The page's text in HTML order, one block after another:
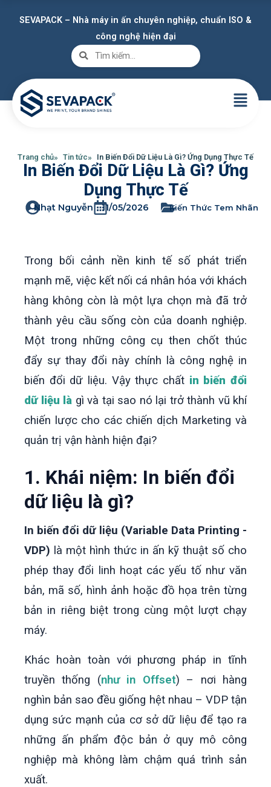
SEVAPACK – Nhà máy in ấn chuyên nghiệp, chuẩn ISO &
công nghệ hiện đại
Trang chủ Tin tức In Biến Đổi Dữ Liệu Là Gì? Ứng Dụng Thực Tế
In Biến Đổi Dữ Liệu Là Gì? Ứng
Dụng Thực Tế
Nhạt Nguyễn 11/05/2026 Kiến Thức Tem Nhãn
Trong bối cảnh nền kinh tế số phát triển
mạnh mẽ, việc kết nối cá nhân hóa với khách
hàng không còn là một lựa chọn mà đã trở
thành yêu cầu sống còn của doanh nghiệp.
Một trong những công cụ then chốt thúc
đẩy sự thay đổi này chính là công nghệ in
biến đổi dữ liệu. Vậy thực chất in biến đổi
dữ liệu là gì và tại sao nó lại trở thành vũ khí
chiến lược cho các chiến dịch Marketing và
quản trị vận hành hiện đại?
1. Khái niệm: In biến đổi
dữ liệu là gì?
In biến đổi dữ liệu (Variable Data Printing -
VDP) là một hình thức in ấn kỹ thuật số cho
phép thay đổi linh hoạt các yếu tố như văn
bản, mã số, hình ảnh hoặc đồ họa trên từng
bản in riêng biệt trong cùng một lượt chạy
máy.
Khác hoàn toàn với phương pháp in tĩnh
truyền thống (như in Offset) – nơi hàng
nghìn bản sao đều giống hệt nhau – VDP tận
dụng sức mạnh của cơ sở dữ liệu để tạo ra
những ấn phẩm độc bản ở quy mô công
nghiệp mà không làm chậm quá trình sản
xuất.